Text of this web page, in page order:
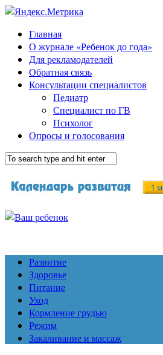
Главная
О журнале «Ребенок до года»
Для рекламодателей
Обратная связь
Консультации специалистов
Педиатр
Специалист по ГВ
Психолог
Опросы и голосования
Развитие
Здоровье
Питание
Уход
Кормление грудью
Режим
Закаливание и массаж